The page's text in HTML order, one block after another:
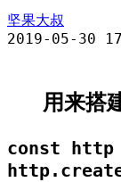
坚果大叔
2019-05-30
用来搭
const